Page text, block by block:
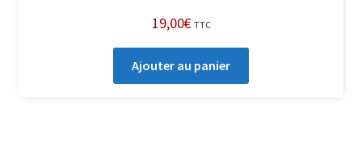
19,00€ TTC
Ajouter au panier